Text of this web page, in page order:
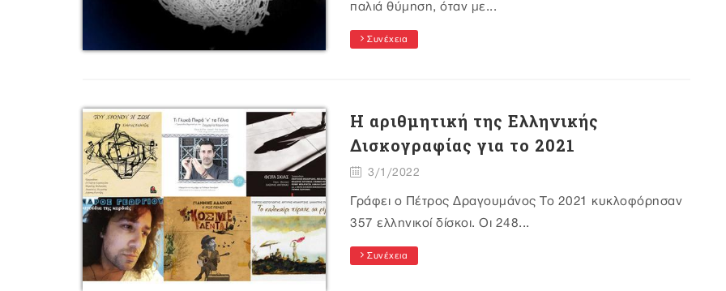
παλιά θύμηση, όταν με...
Συνέχεια
Η αριθμητική της Ελληνικής
Δισκογραφίας για το 2021
3/1/2022
Γράφει ο Πέτρος Δραγουμάνος Το 2021 κυκλοφόρησαν
357 ελληνικοί δίσκοι. Οι 248...
Συνέχεια